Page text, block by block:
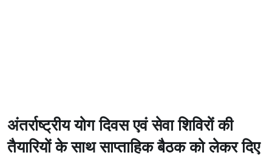
अंतर्राष्ट्रीय योग दिवस एवं सेवा शिविरों की
तैयारियों के साथ साप्ताहिक बैठक को लेकर दिए